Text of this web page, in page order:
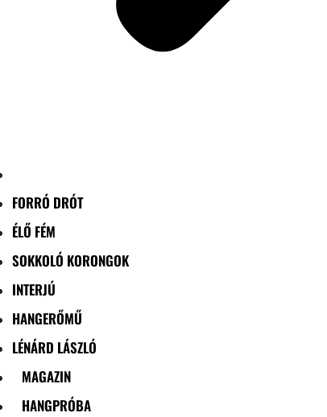
FORRÓ DRÓT
ÉLŐ FÉM
SOKKOLÓ KORONGOK
INTERJÚ
HANGERŐMŰ
LÉNÁRD LÁSZLÓ
MAGAZIN
HANGPRÓBA